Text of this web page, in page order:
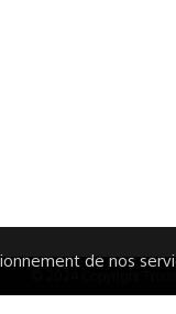
de nos